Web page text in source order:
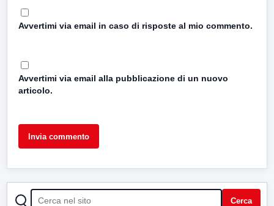
Avvertimi via email in caso di risposte al mio commento.
Avvertimi via email alla pubblicazione di un nuovo
articolo.
CERCA Cerca